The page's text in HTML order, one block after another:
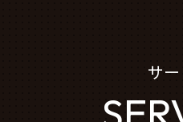
サ